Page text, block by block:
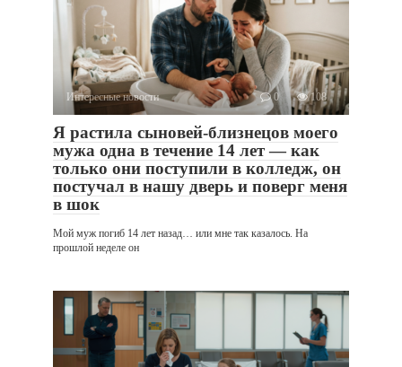
Интересные новости 0 108
Я растила сыновей-близнецов моего
мужа одна в течение 14 лет — как
только они поступили в колледж, он
постучал в нашу дверь и поверг меня
в шок
Мой муж погиб 14 лет назад… или мне так казалось. На
прошлой неделе он